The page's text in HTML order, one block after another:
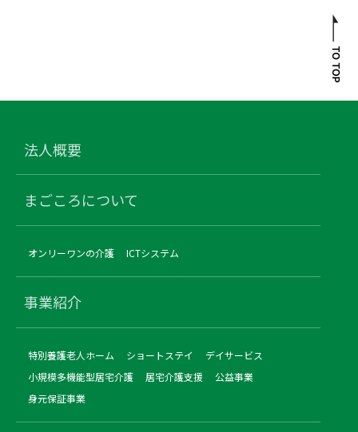
法人概要
まごころについて
オンリーワンの介護 ICTシステム
事業紹介
特別養護老人ホーム ショートステイ
デイサービス
小規模多機能型居宅介護
居宅介護支援
公益事業
身元保証事業